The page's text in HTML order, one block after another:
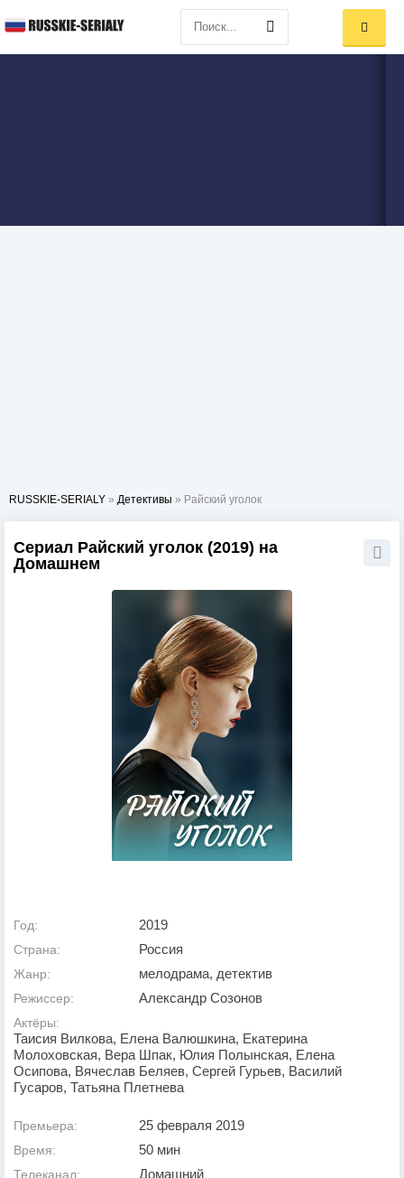
RUSSKIE-SERIALY » Детективы » Райский уголок
Сериал Райский уголок (2019) на
Домашнем
Год: 2019
Страна: Россия
Жанр: мелодрама, детектив
Режиссер: Александр Созонов
Актёры:
Таисия Вилкова, Елена Валюшкина, Екатерина
Молоховская, Вера Шпак, Юлия Полынская, Елена
Осипова, Вячеслав Беляев, Сергей Гурьев, Василий
Гусаров, Татьяна Плетнева
Премьера: 25 февраля 2019
Время: 50 мин
Телеканал: Домашний